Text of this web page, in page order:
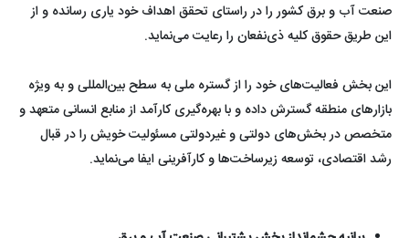
صنعت آب و برق کشور را در راستای تحقق اهداف خود یاری رسانده و از
این طریق حقوق کلیه ذی‌نفعان را رعایت می‌نماید.
این بخش فعالیت‌های خود را از گستره ملی به سطح بین‌المللی و به ویژه
بازارهای منطقه گسترش داده و با بهره‌گیری کارآمد از منابع انسانی متعهد و
متخصص در بخش‌های دولتی و غیردولتی مسئولیت خویش را در قبال
رشد اقتصادی، توسعه زیرساخت‌ها و کارآفرینی ایفا می‌نماید.